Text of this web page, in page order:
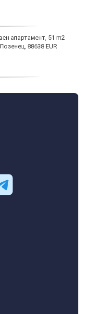
апартамент, 51 m2
88638 EUR